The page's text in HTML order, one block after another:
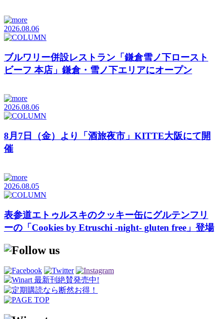
2026.08.06
ブルワリー併設レストラン「鎌倉雪ノ下ロースト
ビーフ 本店」鎌倉・雪ノ下エリアにオープン
2026.08.06
8月7日（金）より「酒旅夜市」KITTE大阪にて開
催
2026.08.05
表参道エトゥルスキのクッキー缶にグルテンフリ
ーの「Cookies by Etruschi -night- gluten free」登場